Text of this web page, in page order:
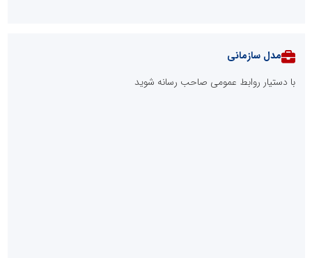
مدل سازمانی
با دستیار روابط عمومی صاحب رسانه شوید